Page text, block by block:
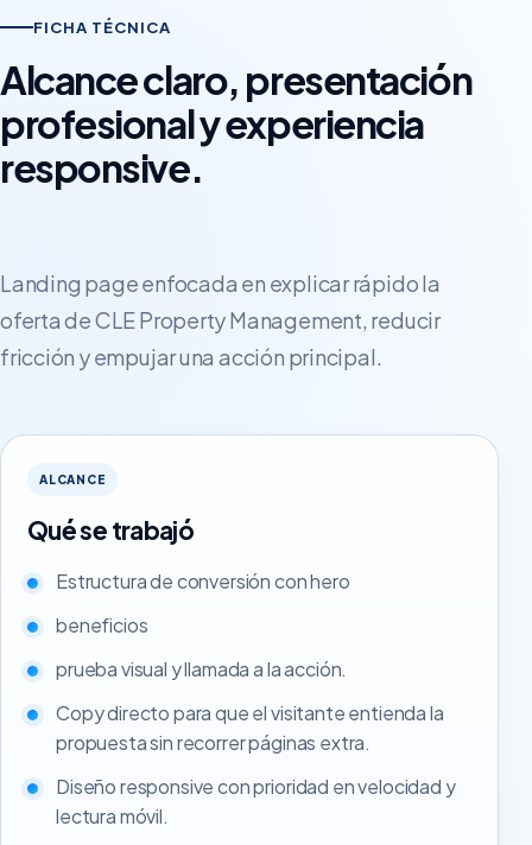
FICHA TÉCNICA
Alcance claro, presentación
profesional y experiencia
responsive.
Landing page enfocada en explicar rápido la
oferta de CLE Property Management, reducir
fricción y empujar una acción principal.
ALCANCE
Qué se trabajó
Estructura de conversión con hero
beneficios
prueba visual y llamada a la acción.
Copy directo para que el visitante entienda la
propuesta sin recorrer páginas extra.
Diseño responsive con prioridad en velocidad y
lectura móvil.